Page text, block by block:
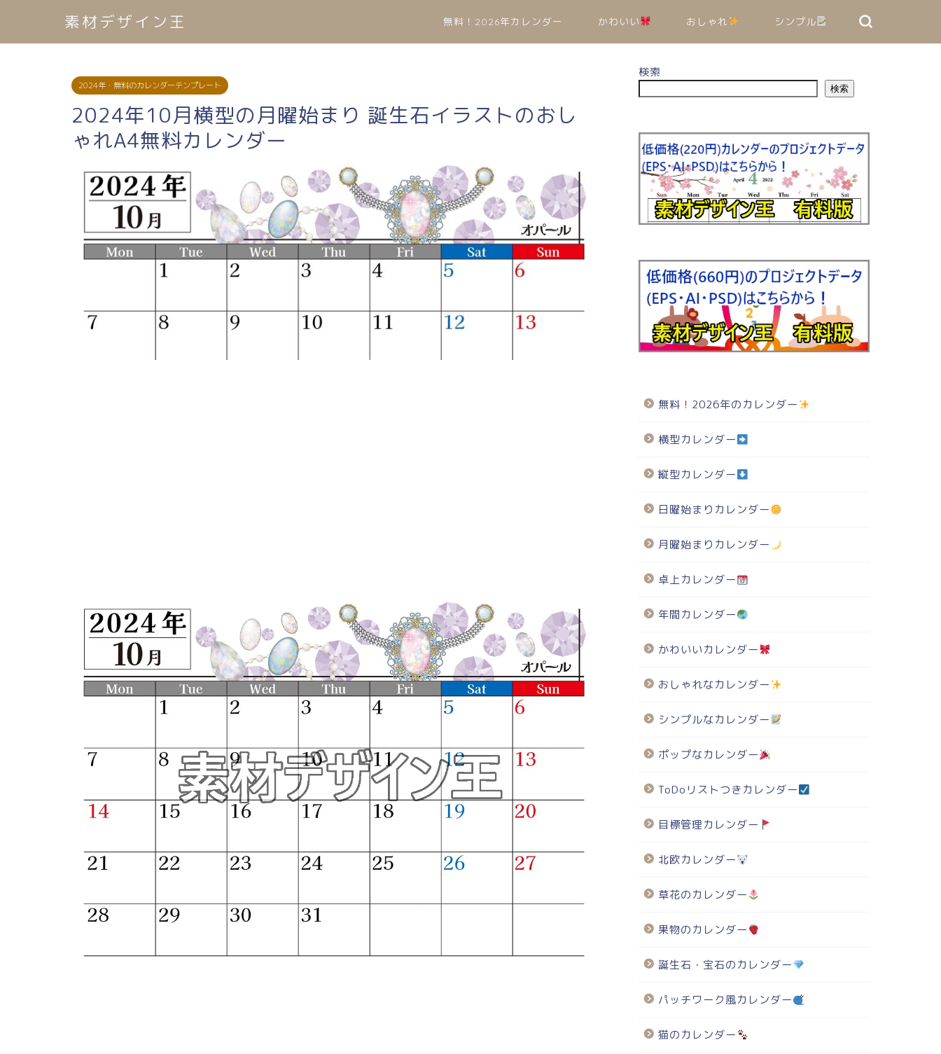
素材デザイン王 無料！2026年カレンダー かわいい おしゃれ シンプル
2024年・無料のカレンダーテンプレート
2024年10月横型の月曜始まり 誕生石イラストのおし
ゃれA4無料カレンダー
検索
検索
無料！2026年のカレンダー
横型カレンダー
縦型カレンダー
日曜始まりカレンダー
月曜始まりカレンダー
卓上カレンダー
年間カレンダー
かわいいカレンダー
おしゃれなカレンダー
シンプルなカレンダー
ポップなカレンダー
ToDoリストつきカレンダー
目標管理カレンダー
北欧カレンダー
草花のカレンダー
果物のカレンダー
誕生石・宝石のカレンダー
パッチワーク風カレンダー
猫のカレンダー